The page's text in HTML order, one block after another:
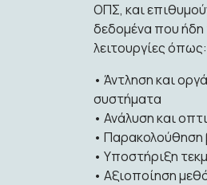
ΟΠΣ, και
δεδομένα που ήδη
λειτουργίες όπως:
• Άντληση και
συστήματα
• Ανάλυση και
•
• Υποστήριξη
• Αξιοποίηση